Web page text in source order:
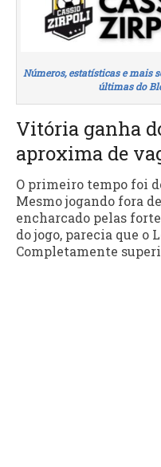
Números, estatísticas e mais
últimas do
Vitória ganha
aproxima de
O primeiro tempo foi
Mesmo jogando fora
encharcado pelas
do jogo, parecia que o
Completamente